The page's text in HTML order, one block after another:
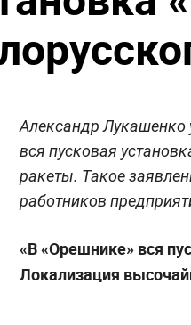
Александр Лукашенко
вся пусковая
ракеты. Такое
работников
«В «Орешнике» вся
Локализация